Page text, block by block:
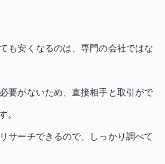
も安くなるのは、専門の会社ではな
要がないため、直接相手と取引がで
。
サーチできるので、しっかり調べて